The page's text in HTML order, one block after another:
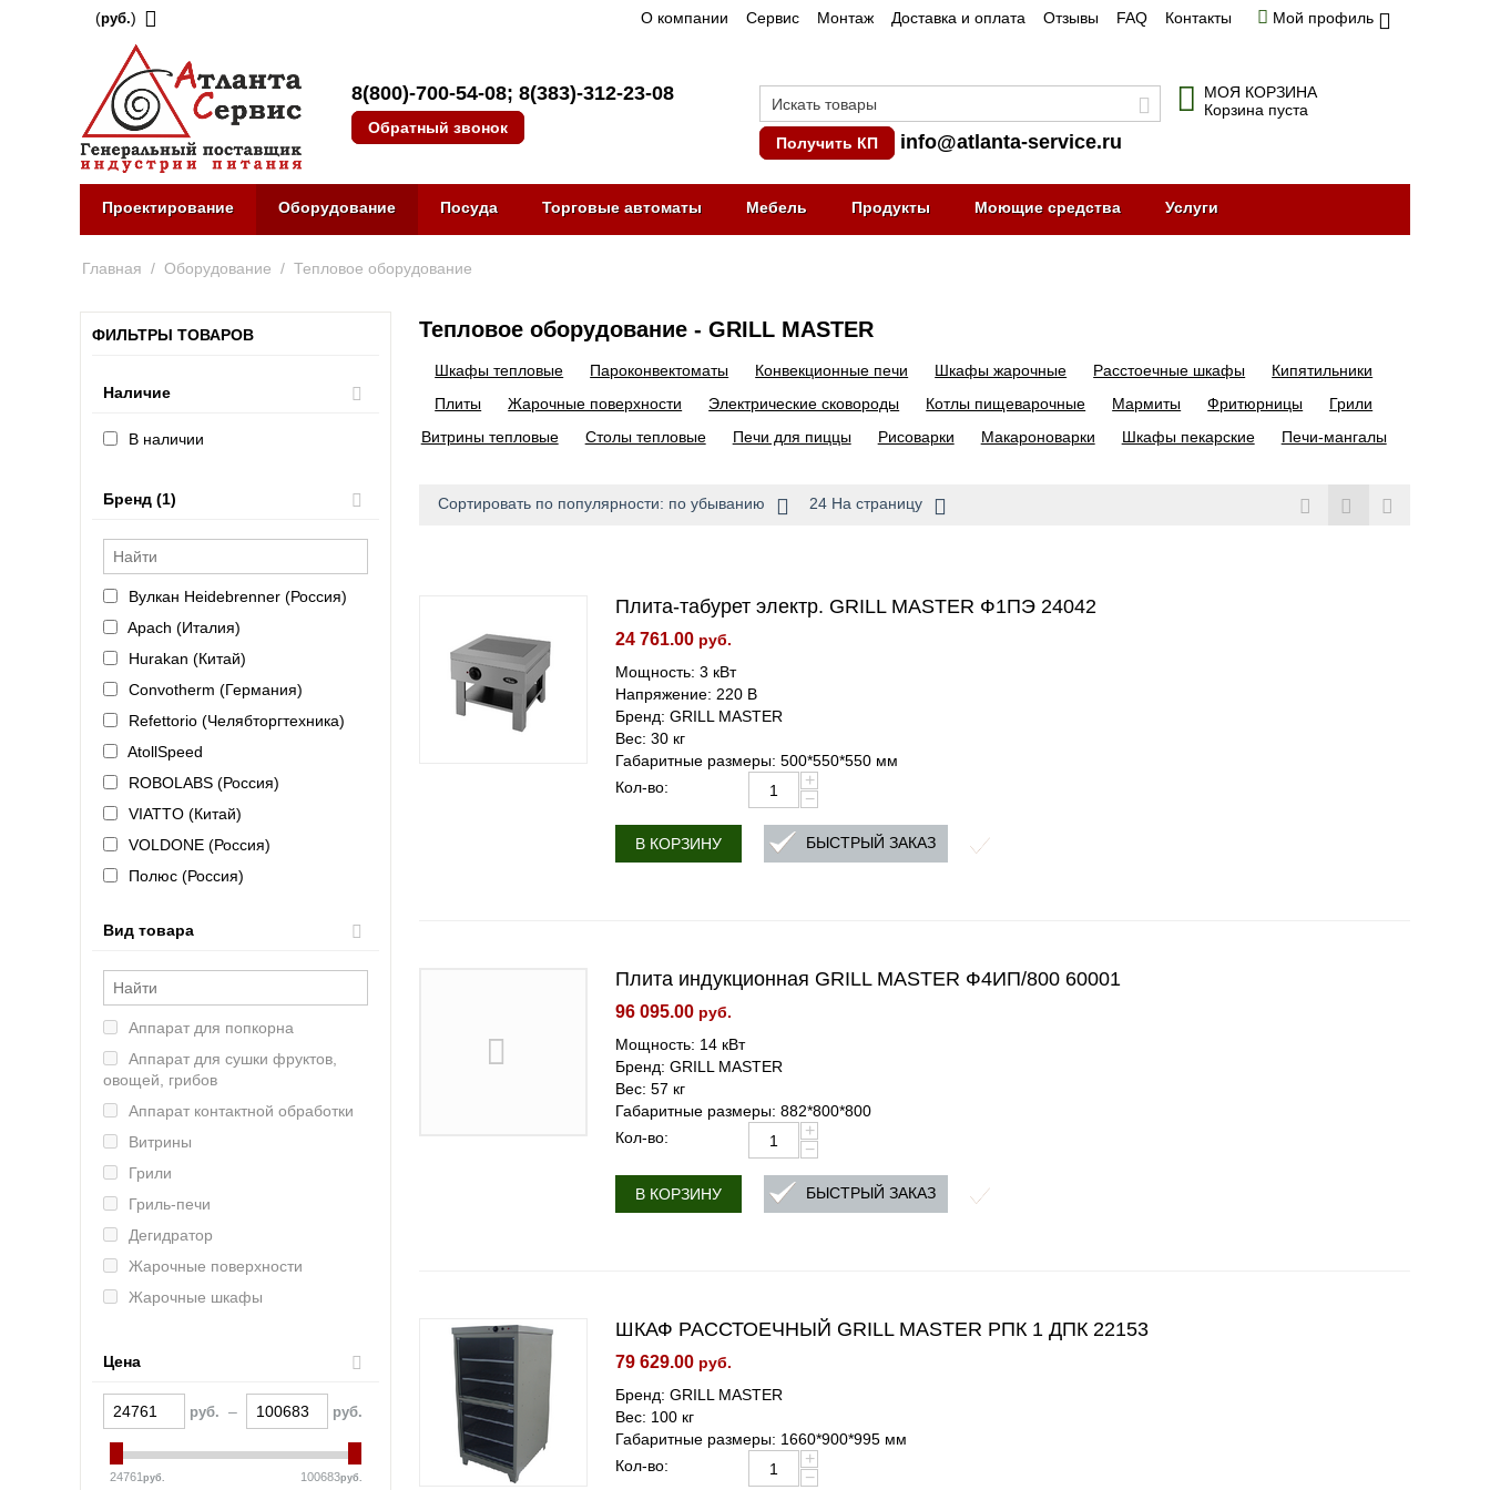
(руб.) О компании Сервис Монтаж Доставка и оплата Отзывы FAQ Контакты Мой профиль
8(800)-700-54-08; 8(383)-312-23-08
Обратный звонок
Получить КП
info@atlanta-service.ru
МОЯ КОРЗИНА
Корзина пуста
Проектирование Оборудование Посуда Торговые автоматы Мебель Продукты Моющие средства Услуги
Главная / Оборудование / Тепловое оборудование
ФИЛЬТРЫ ТОВАРОВ
Наличие
В наличии
Бренд (1)
Вулкан Heidebrenner (Россия)
Apach (Италия)
Hurakan (Китай)
Convotherm (Германия)
Refettorio (Челябторгтехника)
AtollSpeed
ROBOLABS (Россия)
VIATTO (Китай)
VOLDONE (Россия)
Полюс (Россия)
KAYMAN (Россия)
KOBOR (Россия)
Rosso (Китай)
Tatra (Турция)
MKN (Германия)
Марихолодмаш (Россия)
Atesy (Россия)
Abat (Чувашторгтехника)
Vesta (Россия)
RETIGO (ЧЕхия)
Онега (Россия)
Smeg (Италия)
Челябторгтехника
KOCATEQ (Южная Корея)
ЦМИ
Вид товара
Аппарат для попкорна
Аппарат для сушки фруктов,
овощей, грибов
Аппарат контактной обработки
Витрины
Грили
Гриль-печи
Дегидратор
Жарочные поверхности
Жарочные шкафы
Камень лавовый
Камера расстоечная
Кипятильники
Комплект пароварочный
Котлы пищеварочные
Цена
руб. – руб.
24761руб. 100683руб.
Тепловое оборудование - GRILL MASTER
Шкафы тепловые Пароконвектоматы Конвекционные печи Шкафы жарочные Расстоечные шкафы
Кипятильники
Плиты
Жарочные поверхности Электрические сковороды Котлы пищеварочные Мармиты Фритюрницы
Грили
Витрины тепловые
Столы тепловые Печи для пиццы Рисоварки Макароноварки Шкафы пекарские Печи-мангалы
Сортировать по популярности: по убыванию 24 На страницу
Плита-табурет электр. GRILL MASTER Ф1ПЭ 24042
24 761.00 руб.
Мощность: 3 кВт
Напряжение: 220 В
Бренд: GRILL MASTER
Вес: 30 кг
Габаритные размеры: 500*550*550 мм
Кол-во:
+
−
В КОРЗИНУ БЫСТРЫЙ ЗАКАЗ
Плита индукционная GRILL MASTER Ф4ИП/800 60001
96 095.00 руб.
Мощность: 14 кВт
Бренд: GRILL MASTER
Вес: 57 кг
Габаритные размеры: 882*800*800
Кол-во:
+
−
В КОРЗИНУ БЫСТРЫЙ ЗАКАЗ
ШКАФ РАССТОЕЧНЫЙ GRILL MASTER РПК 1 ДПК 22153
79 629.00 руб.
Бренд: GRILL MASTER
Вес: 100 кг
Габаритные размеры: 1660*900*995 мм
Кол-во:
+
−